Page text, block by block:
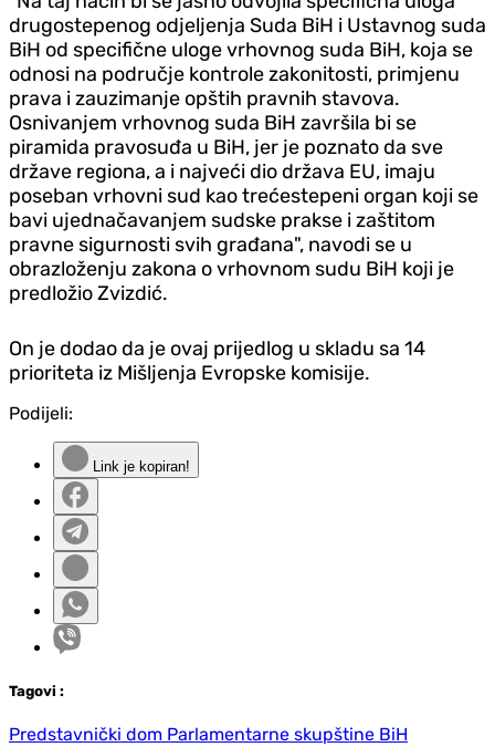
drugostepenog odjeljenja Suda BiH i Ustavnog suda
BiH od specifične uloge vrhovnog suda BiH, koja se
odnosi na područje kontrole zakonitosti, primjenu
prava i zauzimanje opštih pravnih stavova.
Osnivanjem vrhovnog suda BiH završila bi se
piramida pravosuđa u BiH, jer je poznato da sve
države regiona, a i najveći dio država EU, imaju
poseban vrhovni sud kao trećestepeni organ koji se
bavi ujednačavanjem sudske prakse i zaštitom
pravne sigurnosti svih građana", navodi se u
obrazloženju zakona o vrhovnom sudu BiH koji je
predložio Zvizdić.
On je dodao da je ovaj prijedlog u skladu sa 14
prioriteta iz Mišljenja Evropske komisije.
Podijeli:
Link je kopiran!
Tagovi :
Predstavnički dom Parlamentarne skupštine BiH